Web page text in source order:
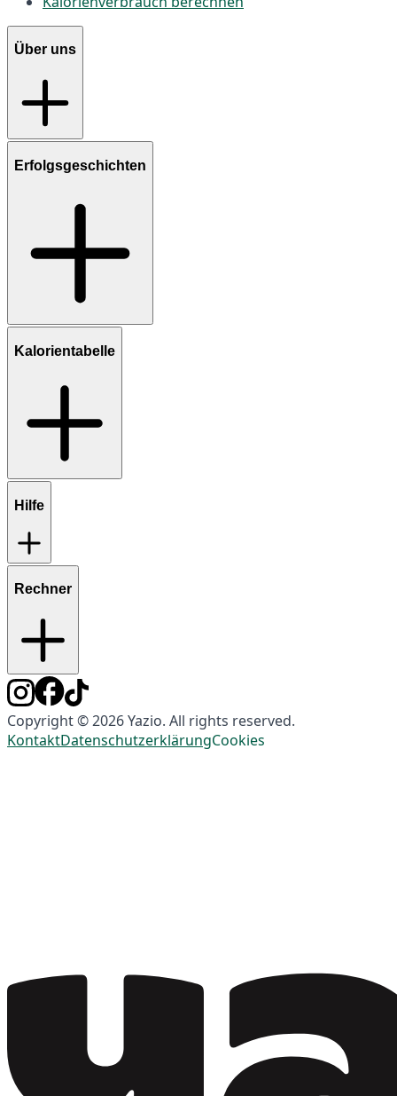
Über uns
Erfolgsgeschichten
Kalorientabelle
Hilfe
Rechner
Copyright © 2026 Yazio. All rights reserved.
KontaktDatenschutzerklärungCookies